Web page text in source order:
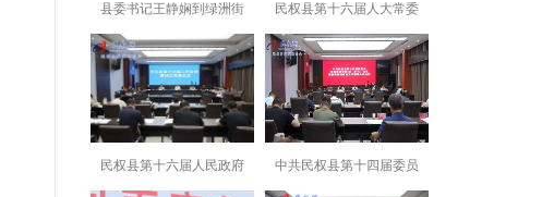
县委书记王静娴到绿洲街 民权县第十六届人大常委
民权县第十六届人民政府 中共民权县第十四届委员